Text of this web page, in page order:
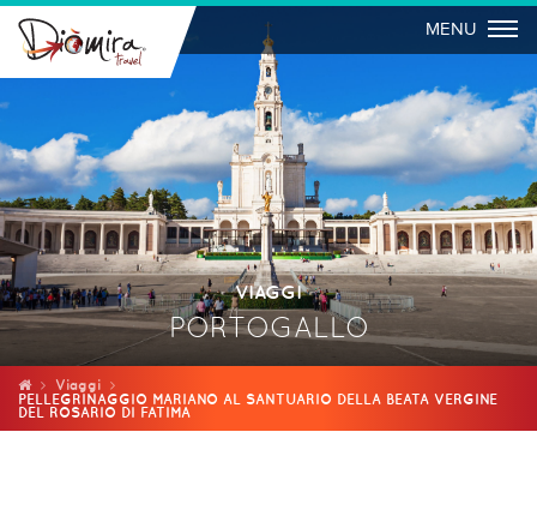
MENU
VIAGGI
PORTOGALLO
Viaggi
PELLEGRINAGGIO MARIANO AL SANTUARIO DELLA BEATA VERGINE
DEL ROSARIO DI FATIMA